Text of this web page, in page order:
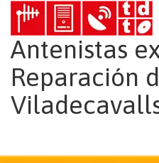
Antenistas
Reparación